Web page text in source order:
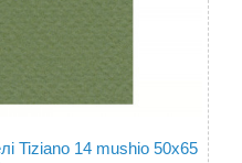
Tiziano 14 mushio 50х65